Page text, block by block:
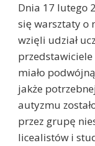
Dnia 17 lutego
się warsztaty o
wzięli udział
przedstawiciele
miało
jakże
autyzmu
przez grupę
licealistów i